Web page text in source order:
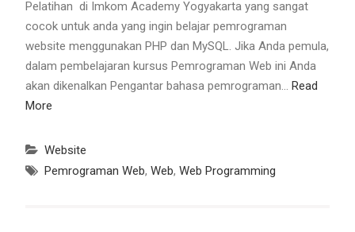
Pelatihan di Imkom Academy Yogyakarta yang sangat
cocok untuk anda yang ingin belajar pemrograman
website menggunakan PHP dan MySQL. Jika Anda pemula,
dalam pembelajaran kursus Pemrograman Web ini Anda
akan dikenalkan Pengantar bahasa pemrograman… Read
More
Website
Pemrograman Web, Web, Web Programming